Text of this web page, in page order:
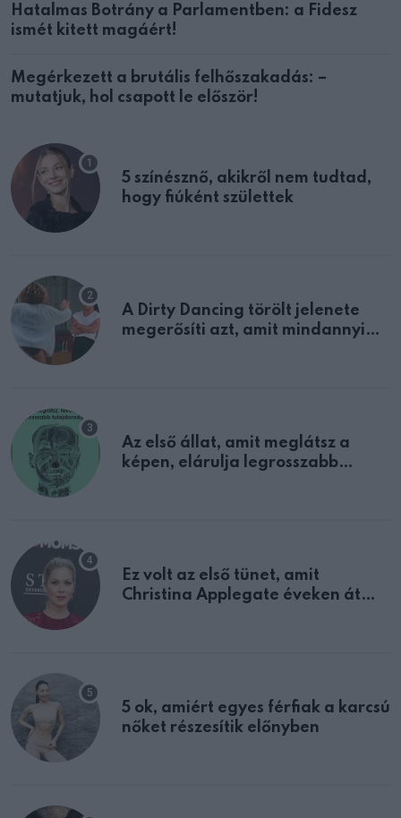
Hatalmas Botrány a Parlamentben: a Fidesz
ismét kitett magáért!
Megérkezett a brutális felhőszakadás: –
mutatjuk, hol csapott le először!
5 színésznő, akikről nem tudtad,
hogy fiúként születtek
A Dirty Dancing törölt jelenete
megerősíti azt, amit mindannyian
Az első állat, amit meglátsz a
képen, elárulja legrosszabb
Ez volt az első tünet, amit
Christina Applegate éveken át
5 ok, amiért egyes férfiak a karcsú
nőket részesítik előnyben